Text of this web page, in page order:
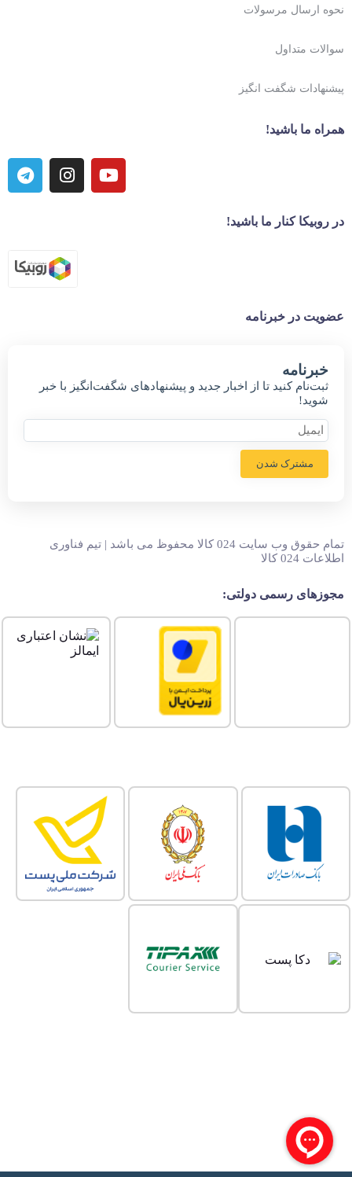
نحوه ارسال مرسولات
سوالات متداول
پیشنهادات شگفت انگیز
همراه ما باشید!
در روبیکا کنار ما باشید!
عضویت در خبرنامه
خبر‌نامه
ثبت‌نام کنید تا از اخبار جدید و پیشنهاد‌های شگفت‌انگیز با خبر
شوید!
مشترک شدن
تمام حقوق وب سایت 024 کالا محفوظ می باشد | تیم فناوری
اطلاعات 024 کالا
مجوزهای رسمی دولتی: